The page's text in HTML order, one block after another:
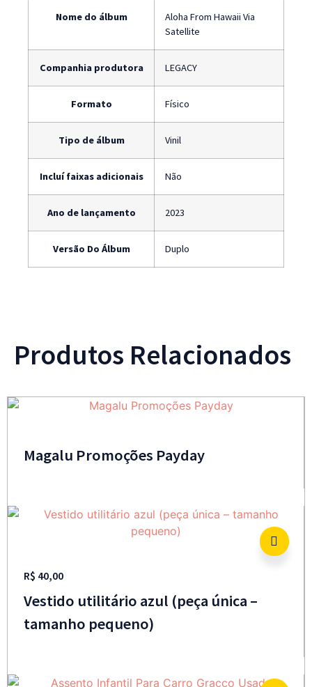
Nome do álbum
Aloha From Hawaii Via
Satellite
Companhia produtora LEGACY
Formato Físico
Tipo de álbum Vinil
Incluí faixas adicionais Não
Ano de lançamento 2023
Versão Do Álbum Duplo
Produtos Relacionados
Magalu Promoções Payday
R$ 40,00
Vestido utilitário azul (peça única –
tamanho pequeno)